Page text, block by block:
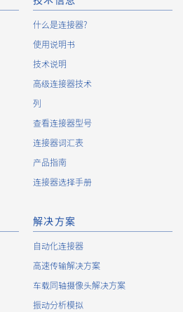
什么是连接器?
使用说明书
技术说明
高级连接器技术
列
查看连接器型号
连接器词汇表
产品指南
连接器选择手册
解决方案
自动化连接器
高速传输解决方案
车载同轴摄像头解决方案
振动分析模拟